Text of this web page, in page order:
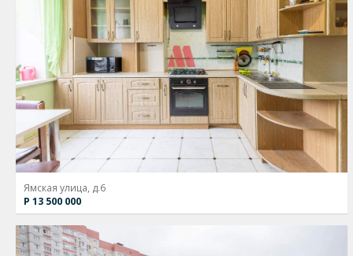
Ямская улица, д.6
Р 13 500 000